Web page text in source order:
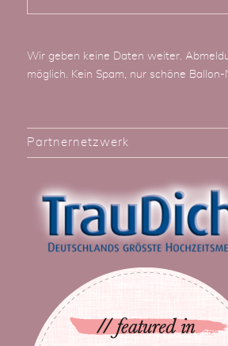
Wir geben keine Daten weiter.
möglich. Kein Spam, nur schöne Ballon-
Partnernetzwerk